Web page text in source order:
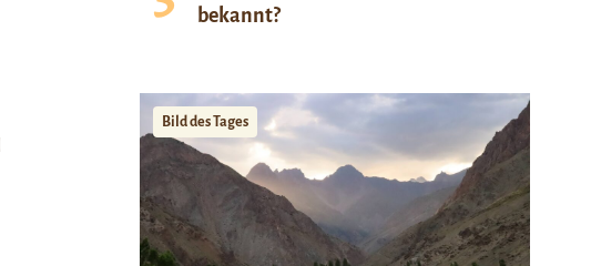
bekannt?
Bild des Tages